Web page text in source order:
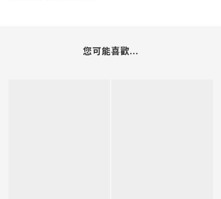
您可能喜歡...